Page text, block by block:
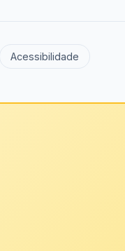
Acessibilidade